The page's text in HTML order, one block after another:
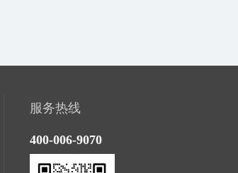
服务热线
400-006-9070